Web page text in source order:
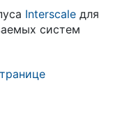
Interscale для
систем